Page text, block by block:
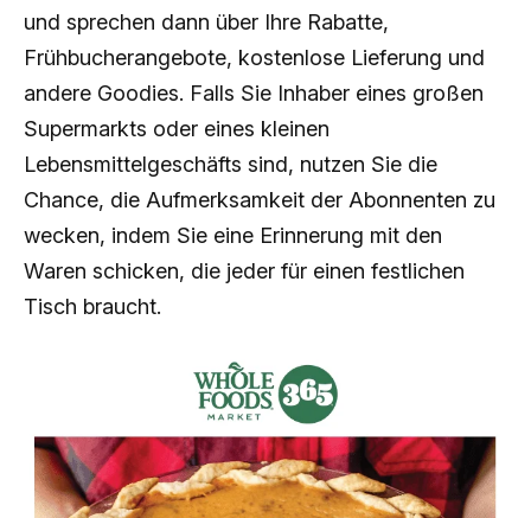
und sprechen dann über Ihre Rabatte,
Frühbucherangebote, kostenlose Lieferung und
andere Goodies. Falls Sie Inhaber eines großen
Supermarkts oder eines kleinen
Lebensmittelgeschäfts sind, nutzen Sie die
Chance, die Aufmerksamkeit der Abonnenten zu
wecken, indem Sie eine Erinnerung mit den
Waren schicken, die jeder für einen festlichen
Tisch braucht.